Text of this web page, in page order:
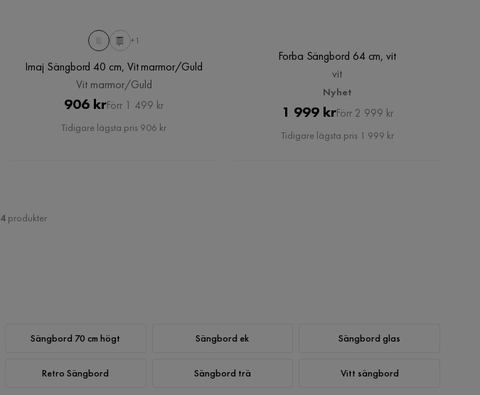
+1
Imaj Sängbord 40 cm, Vit marmor/Guld
Vit marmor/Guld
Pris
906 kr Original
Pris
Förr 1 499 kr
Tidigare lägsta pris 906 kr
Forba Sängbord 64 cm, vit
vit
Nyhet
Pris
1 999 krOriginal
Pris
Förr 2 999 kr
Tidigare lägsta pris 1 999 kr
4produkter
Sängbord 70 cm högt Sängbord ek Sängbord glas
Retro Sängbord Sängbord trä Vitt sängbord